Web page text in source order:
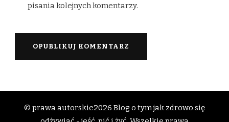
pisania kolejnych komentarzy.
© prawa autorskie2026 Blog o tym jak zdrowo się